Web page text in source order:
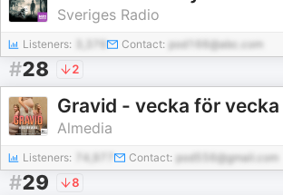
Sveriges Radio
Listeners: Contact: pod166@abc.com
#28 2
Gravid - vecka för vecka
Almedia
Listeners: Contact: pod556@gmail.com
#29 8